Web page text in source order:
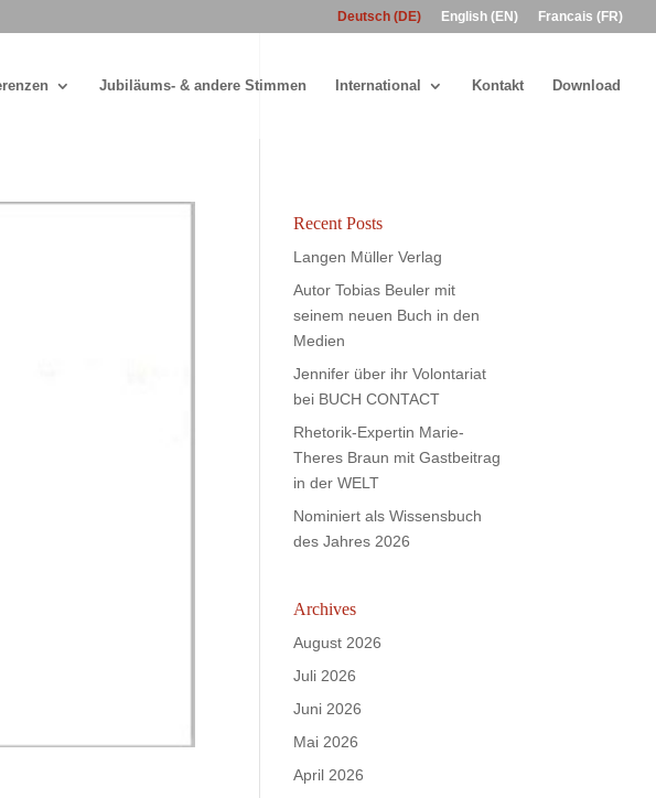
Deutsch (DE) English (EN) Francais (FR)
Jubiläums- & andere Stimmen International Kontakt Download
Recent Posts
Langen Müller Verlag
Autor Tobias Beuler mit
seinem neuen Buch in den
Medien
Jennifer über ihr Volontariat
bei BUCH CONTACT
Rhetorik-Expertin Marie-
Theres Braun mit Gastbeitrag
in der WELT
Nominiert als Wissensbuch
des Jahres 2026
Archives
August 2026
Juli 2026
Juni 2026
Mai 2026
April 2026